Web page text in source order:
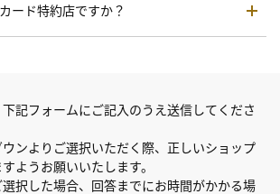
ード特約店ですか？
記フォームにご記入のうえ送信してくださ
ンよりご選択いただく際、正しいショップ
ようお願いいたします。
択した場合、回答までにお時間がかかる場